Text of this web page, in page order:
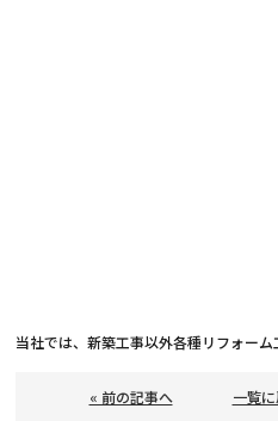
当社では、新築工事以外各種リフォーム
« 前の記事へ 一覧